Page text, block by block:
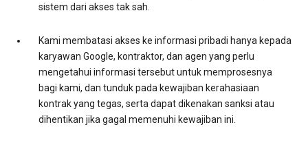
sistem dari akses tak sah.
Kami membatasi akses ke informasi pribadi hanya kepada
karyawan Google, kontraktor, dan agen yang perlu
mengetahui informasi tersebut untuk memprosesnya
bagi kami, dan tunduk pada kewajiban kerahasiaan
kontrak yang tegas, serta dapat dikenakan sanksi atau
dihentikan jika gagal memenuhi kewajiban ini.